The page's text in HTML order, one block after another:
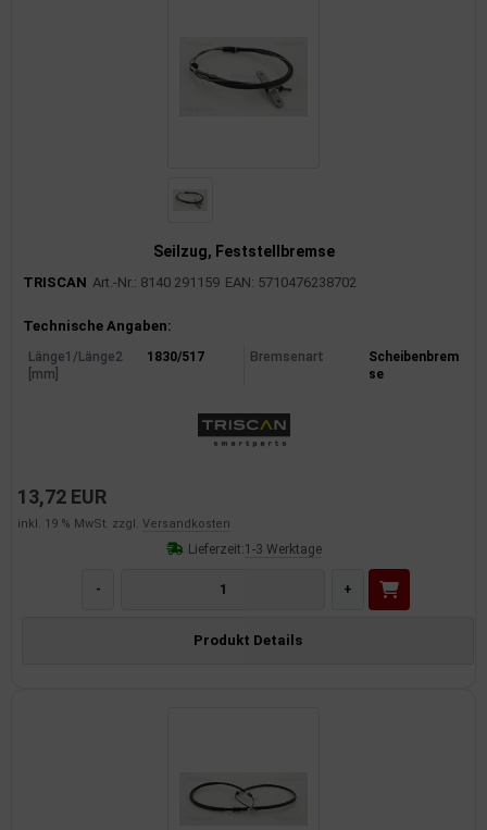
Seilzug, Feststellbremse
TRISCAN Art.-Nr.: 8140 291159 EAN: 5710476238702
Produktinformationen
Technische Angaben:
Länge1/Länge2
[mm]
1830/517 Bremsenart
Scheibenbrem
se
13,72 EUR
inkl. 19 % MwSt. zzgl. Versandkosten
Lieferzeit:1-3 Werktage
- +
Produkt Details